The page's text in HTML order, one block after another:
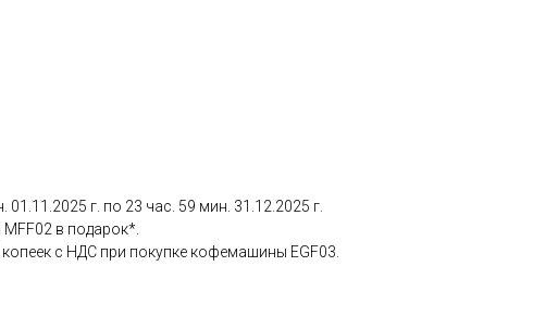
г. по 23 час. 59 мин. 31.12.2025 г.
в подарок*.
с НДС при покупке кофемашины EGF03.